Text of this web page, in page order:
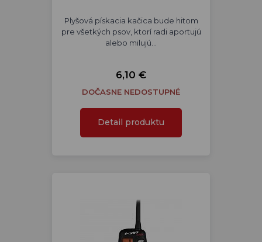
Plyšová pískacia kačica bude hitom
pre všetkých psov, ktorí radi aportujú
alebo milujú…
6,10 €
DOČASNE NEDOSTUPNÉ
Detail produktu